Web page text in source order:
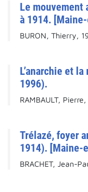
Le mouvement
à 1914.
BURON, Thierry,
L’anarchie et
1996).
RAMBAULT,
Trélazé, foyer
1914). [Maine-
BRACHET, Jean-